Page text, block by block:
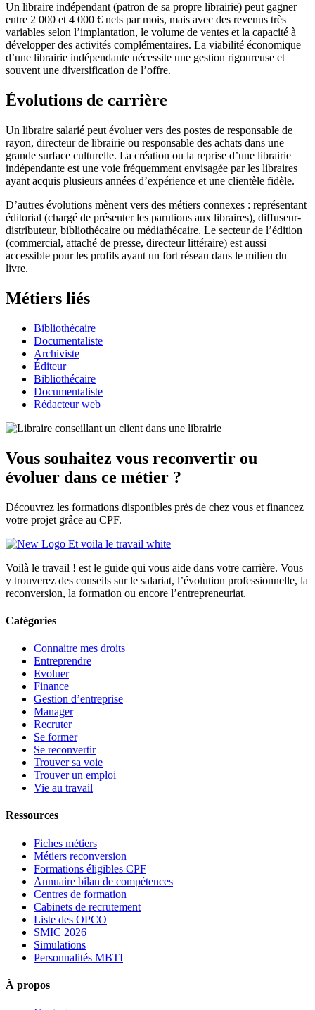
Un libraire indépendant (patron de sa propre librairie) peut gagner
entre 2 000 et 4 000 € nets par mois, mais avec des revenus très
variables selon l’implantation, le volume de ventes et la capacité à
développer des activités complémentaires. La viabilité économique
d’une librairie indépendante nécessite une gestion rigoureuse et
souvent une diversification de l’offre.
Évolutions de carrière
Un libraire salarié peut évoluer vers des postes de responsable de
rayon, directeur de librairie ou responsable des achats dans une
grande surface culturelle. La création ou la reprise d’une librairie
indépendante est une voie fréquemment envisagée par les libraires
ayant acquis plusieurs années d’expérience et une clientèle fidèle.
D’autres évolutions mènent vers des métiers connexes : représentant
éditorial (chargé de présenter les parutions aux libraires), diffuseur-
distributeur, bibliothécaire ou médiathécaire. Le secteur de l’édition
(commercial, attaché de presse, directeur littéraire) est aussi
accessible pour les profils ayant un fort réseau dans le milieu du
livre.
Métiers liés
Bibliothécaire
Documentaliste
Archiviste
Éditeur
Bibliothécaire
Documentaliste
Rédacteur web
Vous souhaitez vous reconvertir ou
évoluer dans ce métier ?
Découvrez les formations disponibles près de chez vous et financez
votre projet grâce au CPF.
Voilà le travail ! est le guide qui vous aide dans votre carrière. Vous
y trouverez des conseils sur le salariat, l’évolution professionnelle, la
reconversion, la formation ou encore l’entrepreneuriat.
Catégories
Connaitre mes droits
Entreprendre
Evoluer
Finance
Gestion d’entreprise
Manager
Recruter
Se former
Se reconvertir
Trouver sa voie
Trouver un emploi
Vie au travail
Ressources
Fiches métiers
Métiers reconversion
Formations éligibles CPF
Annuaire bilan de compétences
Centres de formation
Cabinets de recrutement
Liste des OPCO
SMIC 2026
Simulations
Personnalités MBTI
À propos